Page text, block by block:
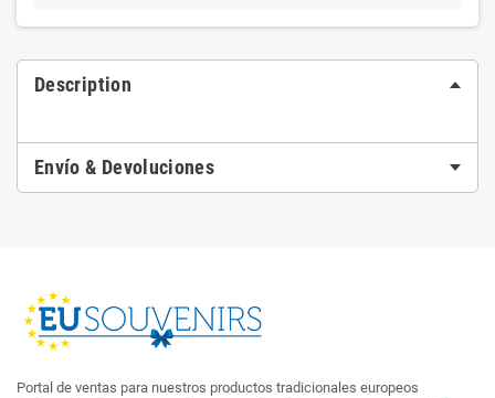
Description
Envío & Devoluciones
Portal de ventas para nuestros productos tradicionales europeos